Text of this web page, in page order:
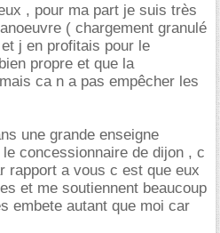
, pour ma part je suis très
( chargement granulé
j en profitais pour le
propre et que la
ca n a pas empêcher les
une grande enseigne
concessionnaire de dijon , c
rapport a vous c est que eux
et me soutiennent beaucoup
embete autant que moi car